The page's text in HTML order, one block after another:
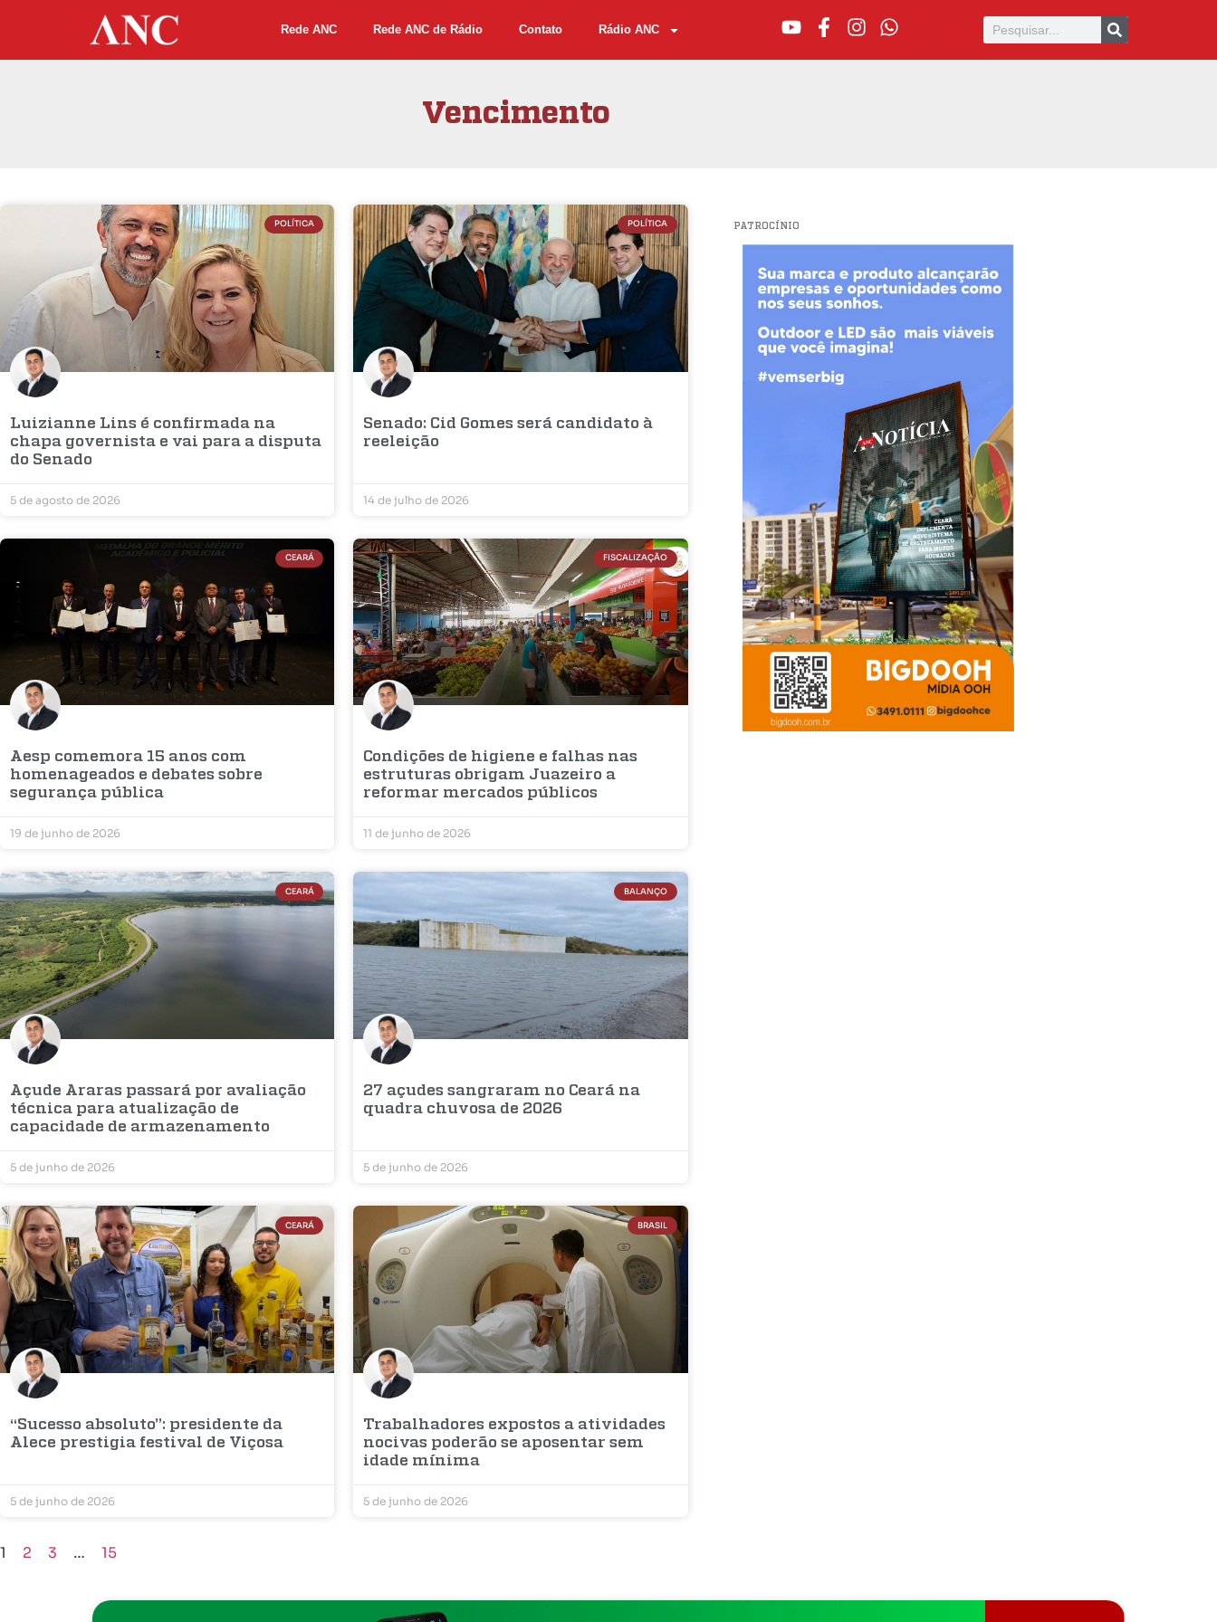
Rede ANC Rede ANC de Rádio Contato Rádio ANC
Vencimento
POLÍTICA
Luizianne Lins é confirmada na
chapa governista e vai para a disputa
do Senado
5 de agosto de 2026
POLÍTICA
Senado: Cid Gomes será candidato à
reeleição
14 de julho de 2026
CEARÁ
Aesp comemora 15 anos com
homenageados e debates sobre
segurança pública
19 de junho de 2026
FISCALIZAÇÃO
Condições de higiene e falhas nas
estruturas obrigam Juazeiro a
reformar mercados públicos
11 de junho de 2026
CEARÁ
Açude Araras passará por avaliação
técnica para atualização de
capacidade de armazenamento
5 de junho de 2026
BALANÇO
27 açudes sangraram no Ceará na
quadra chuvosa de 2026
5 de junho de 2026
CEARÁ
“Sucesso absoluto”: presidente da
Alece prestigia festival de Viçosa
5 de junho de 2026
BRASIL
Trabalhadores expostos a atividades
nocivas poderão se aposentar sem
idade mínima
5 de junho de 2026
1 2 3 … 15
PATROCÍNIO